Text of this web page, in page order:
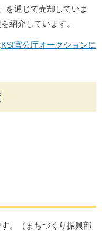
を通じて売却していま
紹介しています。
KSI官公庁オークションに
。（まちづくり振興部